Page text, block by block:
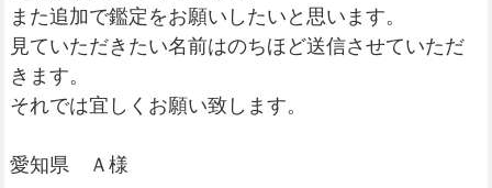
また追加で鑑定をお願いしたいと思います。
見ていただきたい名前はのちほど送信させていただ
きます。
それでは宜しくお願い致します。
愛知県 Ａ様